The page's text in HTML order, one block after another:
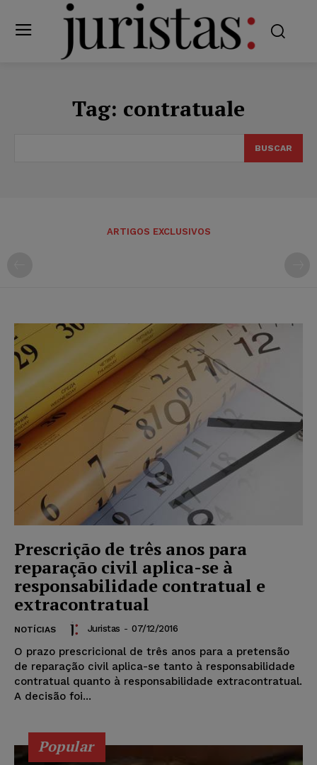
Tag: contratuale
BUSCAR
ARTIGOS EXCLUSIVOS
Prescrição de três anos para
reparação civil aplica-se à
responsabilidade contratual e
extracontratual
NOTÍCIAS Juristas - 07/12/2016
O prazo prescricional de três anos para a pretensão
de reparação civil aplica-se tanto à responsabilidade
contratual quanto à responsabilidade extracontratual.
A decisão foi...
Popular